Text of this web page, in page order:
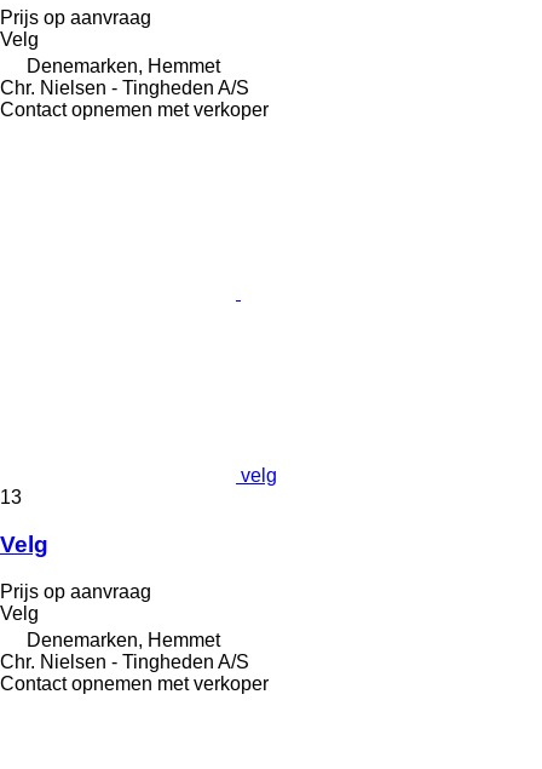
Prijs op aanvraag
Velg
Denemarken, Hemmet
Chr. Nielsen - Tingheden A/S
Contact opnemen met verkoper
velg
13
Velg
Prijs op aanvraag
Velg
Denemarken, Hemmet
Chr. Nielsen - Tingheden A/S
Contact opnemen met verkoper